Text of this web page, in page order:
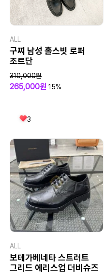
ALL
구찌 남성 홀스빗 로퍼
조르단
310,000원
265,000원 15%
3
ALL
보테가베네타 스트러트
그리드 에리스업 더비슈즈